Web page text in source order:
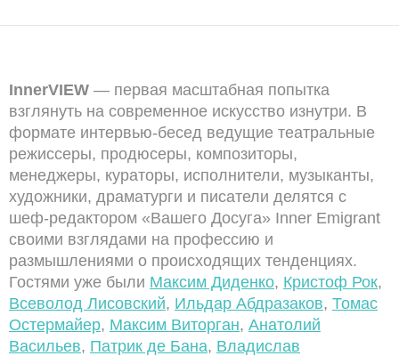
InnerVIEW — первая масштабная попытка
взглянуть на современное искусство изнутри. В
формате интервью-бесед ведущие театральные
режиссеры, продюсеры, композиторы,
менеджеры, кураторы, исполнители, музыканты,
художники, драматурги и писатели делятся с
шеф-редактором «Вашего Досуга» Inner Emigrant
своими взглядами на профессию и
размышлениями о происходящих тенденциях.
Гостями уже были Максим Диденко, Кристоф Рок,
Всеволод Лисовский, Ильдар Абдразаков, Томас
Остермайер, Максим Виторган, Анатолий
Васильев, Патрик де Бана, Владислав